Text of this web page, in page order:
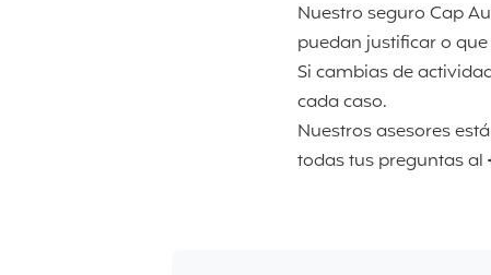
Nuestro seguro Cap
puedan justificar o
Si cambias de
cada caso.
Nuestros asesores
todas tus preguntas al